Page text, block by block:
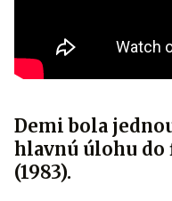
Demi bola
hlavnú úlohu do
(1983).